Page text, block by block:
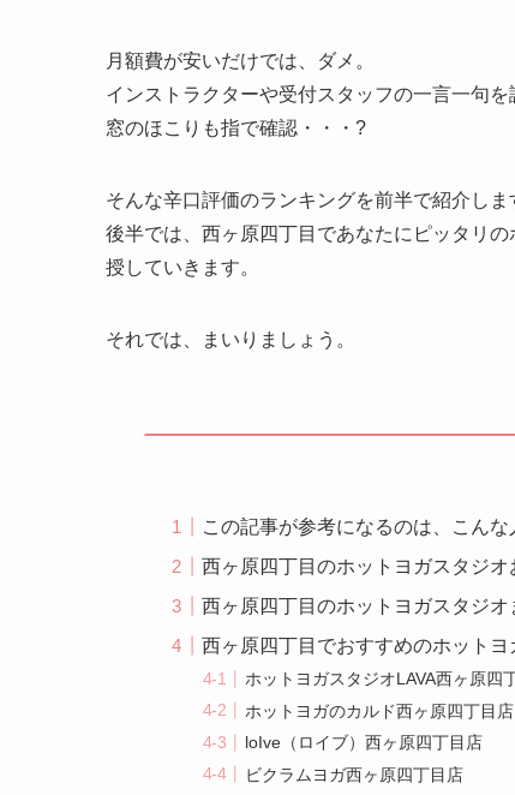
月額費が安いだけでは、ダメ。
インストラクターや受付スタッフの一言一句を
窓のほこりも指で確認・・・?
そんな辛口評価のランキングを前半で紹介しま
後半では、西ヶ原四丁目であなたにピッタリ
授していきます。
それでは、まいりましょう。
この記事が参考になるのは、こんな
西ヶ原四丁目のホットヨガスタジ
西ヶ原四丁目のホットヨガスタジオ
西ヶ原四丁目でおすすめのホットヨ
ホットヨガスタジオLAVA西ヶ原四
ホットヨガのカルド西ヶ原四丁目店
loIve（ロイブ）西ヶ原四丁目店
ビクラムヨガ西ヶ原四丁目店